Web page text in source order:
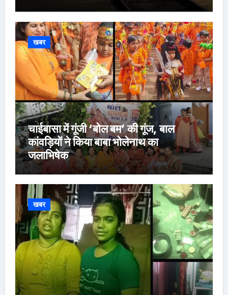
खबर
चाईबासा में गूंजी ‘बोल बम’ की गूंज, बाल
कांवड़ियों ने किया बाबा भोलेनाथ का
जलाभिषेक
खबर